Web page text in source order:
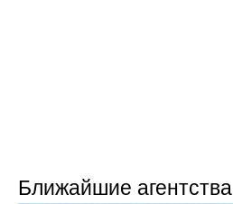
Ближайшие агентства